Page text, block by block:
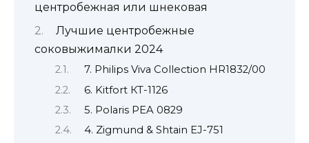
центробежная или шнековая
Лучшие центробежные
соковыжималки 2024
7. Philips Viva Collection HR1832/00
6. Kitfort КТ-1126
5. Polaris PEA 0829
4. Zigmund & Shtain EJ-751